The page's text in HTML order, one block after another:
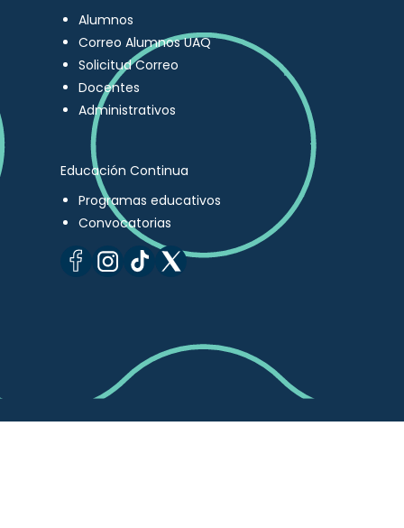
Alumnos
Correo Alumnos UAQ
Solicitud Correo
Docentes
Administrativos
Educación Continua
Programas educativos
Convocatorias